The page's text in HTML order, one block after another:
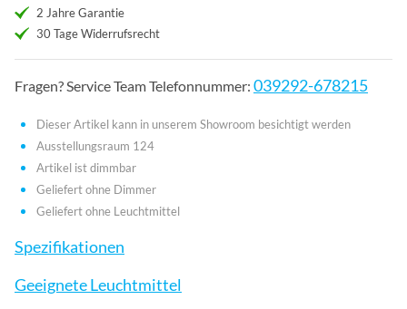
2 Jahre Garantie
30 Tage Widerrufsrecht
Fragen? Service Team Telefonnummer: 039292-678215
Dieser Artikel kann in unserem Showroom besichtigt werden
Ausstellungsraum 124
Artikel ist dimmbar
Geliefert ohne Dimmer
Geliefert ohne Leuchtmittel
Spezifikationen
Geeignete Leuchtmittel